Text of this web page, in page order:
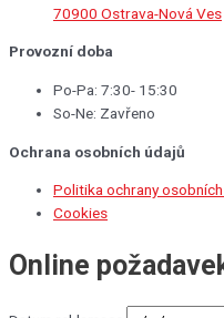
70900 Ostrava-Nová Ves
Provozní doba
Po-Pa: 7:30- 15:30
So-Ne: Zavřeno
Ochrana osobních údajů
Politika ochrany
Cookies
Online